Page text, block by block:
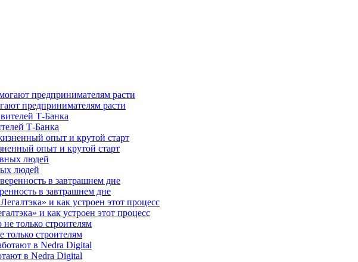
предпринимателям расти
Т-Банка
опыт и крутой старт
людей
в завтрашнем дне
и как устроен этот процесс
строителям
в Nedra Digital